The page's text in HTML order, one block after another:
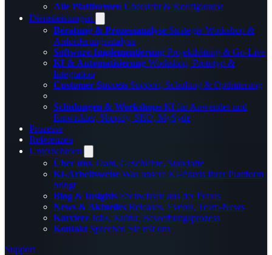
Alle Plattformen Übersicht & Konfigurator
Dienstleistungen
Beratung & Prozessanalyse Strategie-Workshop &
Anforderungsanalyse
Software-Implementierung Projektleitung & Go-Live
KI & Automatisierung Workshop, Prototyp &
Integration
Customer Success Support, Schulung & Optimierung
Schulungen & Workshops KI für Anwender und
Entwickler, Shopify, SEO, MySyde
Prozesse
Referenzen
Unternehmen
Über uns Team, Geschichte, Standorte
KI-Arbeitsweise Was unsere KI-Praxis Ihrer Plattform
bringt
Blog & Insights Fachwissen aus der Praxis
News & Aktuelles Releases, Events, Team-News
Karriere Jobs, Kultur, Bewerbungsprozess
Kontakt Sprechen Sie mit uns
Support